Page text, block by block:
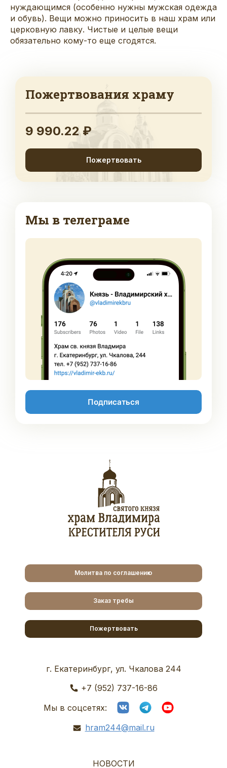
нуждающимся (особенно нужны мужская одежда
и обувь). Вещи можно приносить в наш храм или
церковную лавку. Чистые и целые вещи
обязательно кому-то еще сгодятся.
Пожертвования храму
9 990.22 ₽
Пожертвовать
Мы в телеграме
Подписаться
Молитва по соглашению
Заказ требы
Пожертвовать
г. Екатеринбург, ул. Чкалова 244
+7 (952) 737-16-86
Мы в соцсетях:
hram244@mail.ru
НОВОСТИ